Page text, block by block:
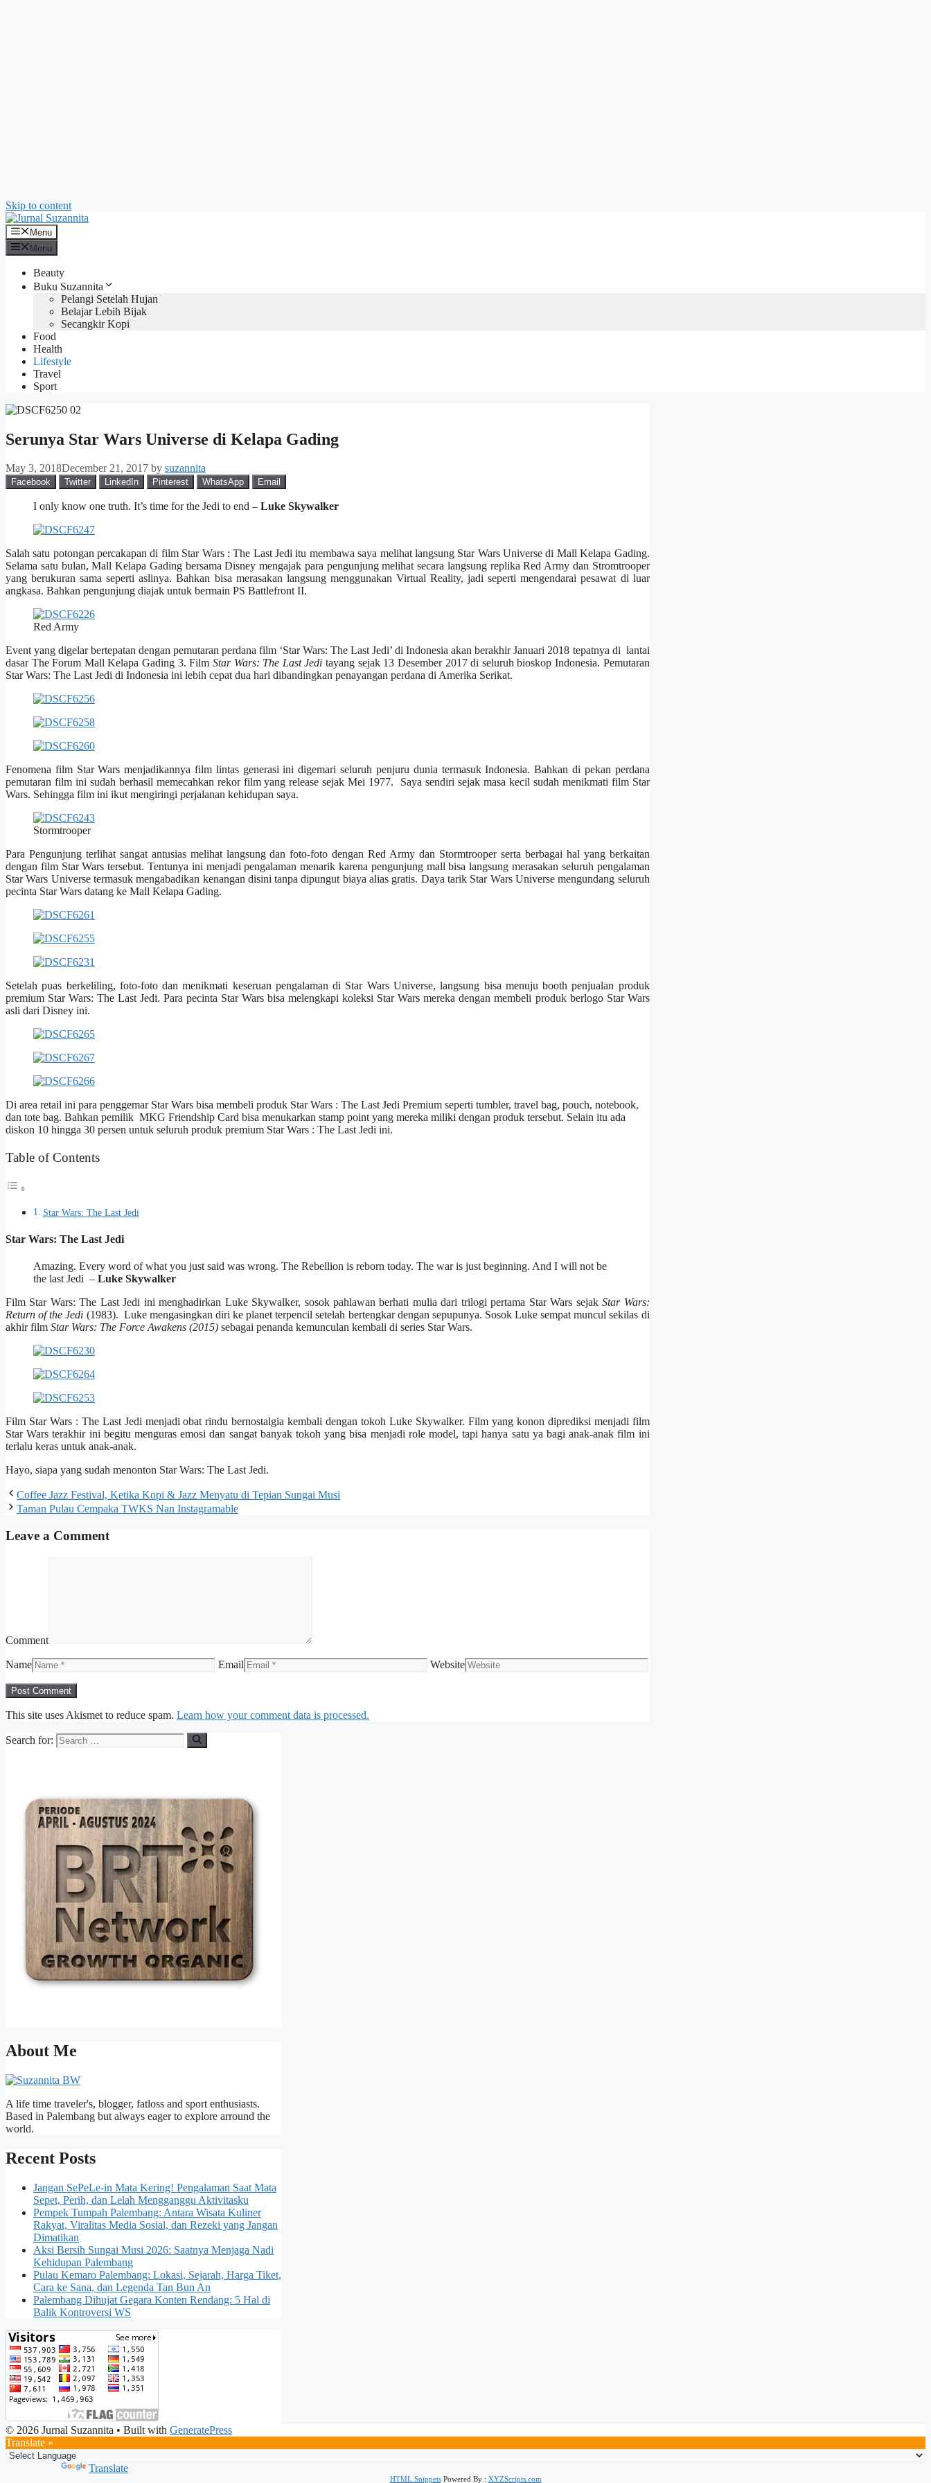
Skip to content
Menu
Menu
Beauty
Buku Suzannita
Pelangi Setelah Hujan
Belajar Lebih Bijak
Secangkir Kopi
Food
Health
Lifestyle
Travel
Sport
Serunya Star Wars Universe di Kelapa Gading
May 3, 2018December 21, 2017 by suzannita
Facebook Twitter LinkedIn Pinterest WhatsApp Email
I only know one truth. It’s time for the Jedi to end – Luke Skywalker
Salah satu potongan percakapan di film Star Wars : The Last Jedi itu membawa saya melihat langsung Star Wars Universe di Mall Kelapa Gading.
Selama satu bulan, Mall Kelapa Gading bersama Disney mengajak para pengunjung melihat secara langsung replika Red Army dan Stromtrooper
yang berukuran sama seperti aslinya. Bahkan bisa merasakan langsung menggunakan Virtual Reality, jadi seperti mengendarai pesawat di luar
angkasa. Bahkan pengunjung diajak untuk bermain PS Battlefront II.
Red Army
Event yang digelar bertepatan dengan pemutaran perdana film ‘Star Wars: The Last Jedi’ di Indonesia akan berakhir Januari 2018 tepatnya di lantai
dasar The Forum Mall Kelapa Gading 3. Film Star Wars: The Last Jeditayang sejak 13 Desember 2017 di seluruh bioskop Indonesia. Pemutaran
Star Wars: The Last Jedi di Indonesia ini lebih cepat dua hari dibandingkan penayangan perdana di Amerika Serikat.
Fenomena film Star Wars menjadikannya film lintas generasi ini digemari seluruh penjuru dunia termasuk Indonesia. Bahkan di pekan perdana
pemutaran film ini sudah berhasil memecahkan rekor film yang release sejak Mei 1977. Saya sendiri sejak masa kecil sudah menikmati film Star
Wars. Sehingga film ini ikut mengiringi perjalanan kehidupan saya.
Stormtrooper
Para Pengunjung terlihat sangat antusias melihat langsung dan foto-foto dengan Red Army dan Stormtrooper serta berbagai hal yang berkaitan
dengan film Star Wars tersebut. Tentunya ini menjadi pengalaman menarik karena pengunjung mall bisa langsung merasakan seluruh pengalaman
Star Wars Universe termasuk mengabadikan kenangan disini tanpa dipungut biaya alias gratis. Daya tarik Star Wars Universe mengundang seluruh
pecinta Star Wars datang ke Mall Kelapa Gading.
Setelah puas berkeliling, foto-foto dan menikmati keseruan pengalaman di Star Wars Universe, langsung bisa menuju booth penjualan produk
premium Star Wars: The Last Jedi. Para pecinta Star Wars bisa melengkapi koleksi Star Wars mereka dengan membeli produk berlogo Star Wars
asli dari Disney ini.
Di area retail ini para penggemar Star Wars bisa membeli produk Star Wars : The Last Jedi Premium seperti tumbler, travel bag, pouch, notebook,
dan tote bag. Bahkan pemilik MKG Friendship Card bisa menukarkan stamp point yang mereka miliki dengan produk tersebut. Selain itu ada
diskon 10 hingga 30 persen untuk seluruh produk premium Star Wars : The Last Jedi ini.
Table of Contents
Star Wars: The Last Jedi
Star Wars: The Last Jedi
Amazing. Every word of what you just said was wrong. The Rebellion is reborn today. The war is just beginning. And I will not be
the last Jedi – Luke Skywalker
Film Star Wars: The Last Jedi ini menghadirkan Luke Skywalker, sosok pahlawan berhati mulia dari trilogi pertama Star Wars sejakStar Wars:
Return of the Jedi (1983). Luke mengasingkan diri ke planet terpencil setelah bertengkar dengan sepupunya. Sosok Luke sempat muncul sekilas di
akhir film Star Wars: The Force Awakens (2015) sebagai penanda kemunculan kembali di series Star Wars.
Film Star Wars : The Last Jedi menjadi obat rindu bernostalgia kembali dengan tokoh Luke Skywalker. Film yang konon diprediksi menjadi film
Star Wars terakhir ini begitu menguras emosi dan sangat banyak tokoh yang bisa menjadi role model, tapi hanya satu ya bagi anak-anak film ini
terlalu keras untuk anak-anak.
Hayo, siapa yang sudah menonton Star Wars: The Last Jedi.
Coffee Jazz Festival, Ketika Kopi & Jazz Menyatu di Tepian Sungai Musi
Taman Pulau Cempaka TWKS Nan Instagramable
Leave a Comment
Comment
Name Email Website
This site uses Akismet to reduce spam. Learn how your comment data is processed.
Search for:
About Me
A life time traveler's, blogger, fatloss and sport enthusiasts.
Based in Palembang but always eager to explore arround the
world.
Recent Posts
Jangan SePeLe-in Mata Kering! Pengalaman Saat Mata
Sepet, Perih, dan Lelah Mengganggu Aktivitasku
Pempek Tumpah Palembang: Antara Wisata Kuliner
Rakyat, Viralitas Media Sosial, dan Rezeki yang Jangan
Dimatikan
Aksi Bersih Sungai Musi 2026: Saatnya Menjaga Nadi
Kehidupan Palembang
Pulau Kemaro Palembang: Lokasi, Sejarah, Harga Tiket,
Cara ke Sana, dan Legenda Tan Bun An
Palembang Dihujat Gegara Konten Rendang: 5 Hal di
Balik Kontroversi WS
© 2026 Jurnal Suzannita • Built with GeneratePress
Translate »
Translate
HTML SnippetsPowered By : XYZScripts.com